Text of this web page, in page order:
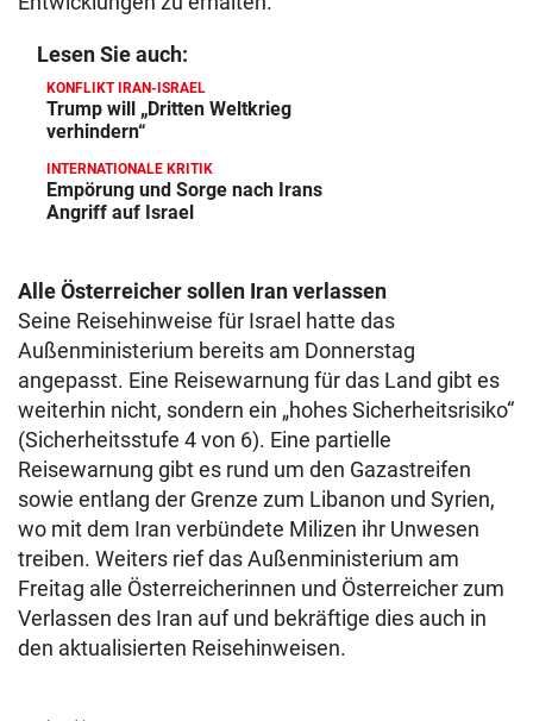
Lesen Sie auch:
KONFLIKT IRAN-ISRAEL
Trump will „Dritten Weltkrieg
verhindern“
INTERNATIONALE KRITIK
Empörung und Sorge nach Irans
Angriff auf Israel
Alle Österreicher sollen Iran verlassen
Seine Reisehinweise für Israel hatte das
Außenministerium bereits am Donnerstag
angepasst. Eine Reisewarnung für das Land gibt es
weiterhin nicht, sondern ein „hohes Sicherheitsrisiko“
(Sicherheitsstufe 4 von 6). Eine partielle
Reisewarnung gibt es rund um den Gazastreifen
sowie entlang der Grenze zum Libanon und Syrien,
wo mit dem Iran verbündete Milizen ihr Unwesen
treiben. Weiters rief das Außenministerium am
Freitag alle Österreicherinnen und Österreicher zum
Verlassen des Iran auf und bekräftige dies auch in
den aktualisierten Reisehinweisen.